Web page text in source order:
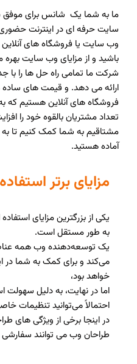
ما به شما یک شانس برای
سایت حرفه ای در اینترنت
وب سایت یا فروشگاه های
باشید و از مزایای وب سایت
شرکت ما تمامی راه حل ها را با
ارائه می دهد. و قیمت های
فروشگاه های آنلاین هستیم که
تعداد مشتریان بالقوه خود را
مشتاقیم به شما کمک کنیم تا به
آماده هستید.
مزایای برتر
یکی از بزرگترین مزایای
به طور مستقل است.
یک توسعه‌دهنده وب همه
می‌کند و برای کمک به شما در
خواهد بود،
اما در نهایت، به دلیل
احتمالاً می‌توانید تنظیمات
در اینجا برخی از ویژگی های
طراحان وب می توانند